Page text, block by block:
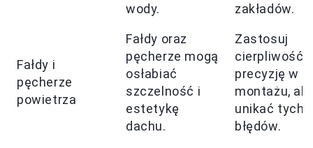
wody.
zakładów.
Fałdy i
pęcherze
powietrza
Fałdy oraz
pęcherze mogą
osłabiać
szczelność i
estetykę
dachu.
Zastosuj
cierpliwość i
precyzję w
montażu,
unikać tych
błędów.